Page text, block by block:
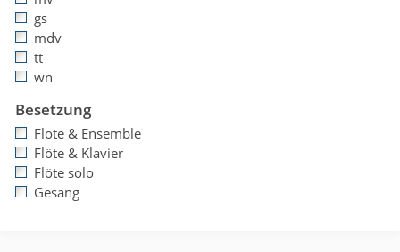
gs
mdv
tt
wn
Besetzung
Flöte & Ensemble
Flöte & Klavier
Flöte solo
Gesang